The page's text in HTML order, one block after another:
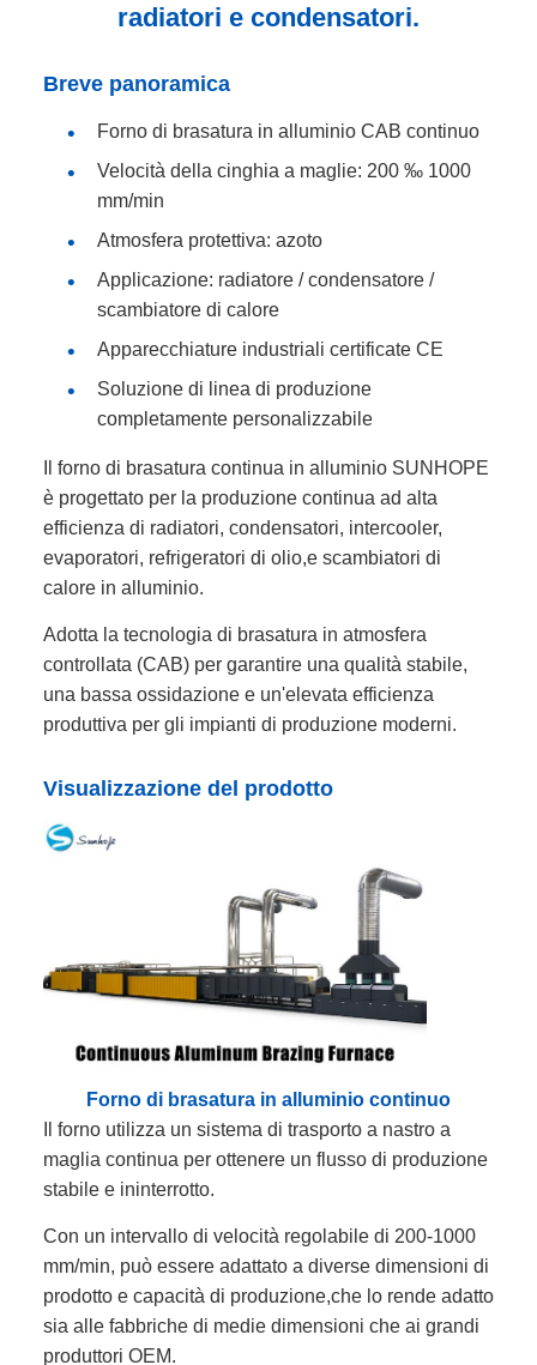
radiatori e condensatori.
Breve panoramica
Forno di brasatura in alluminio CAB continuo
Velocità della cinghia a maglie: 200 ‰ 1000
mm/min
Atmosfera protettiva: azoto
Applicazione: radiatore / condensatore /
scambiatore di calore
Apparecchiature industriali certificate CE
Soluzione di linea di produzione
completamente personalizzabile
Il forno di brasatura continua in alluminio SUNHOPE
è progettato per la produzione continua ad alta
efficienza di radiatori, condensatori, intercooler,
evaporatori, refrigeratori di olio,e scambiatori di
calore in alluminio.
Adotta la tecnologia di brasatura in atmosfera
controllata (CAB) per garantire una qualità stabile,
una bassa ossidazione e un'elevata efficienza
produttiva per gli impianti di produzione moderni.
Visualizzazione del prodotto
Forno di brasatura in alluminio continuo
Il forno utilizza un sistema di trasporto a nastro a
maglia continua per ottenere un flusso di produzione
stabile e ininterrotto.
Con un intervallo di velocità regolabile di 200-1000
mm/min, può essere adattato a diverse dimensioni di
prodotto e capacità di produzione,che lo rende adatto
sia alle fabbriche di medie dimensioni che ai grandi
produttori OEM.